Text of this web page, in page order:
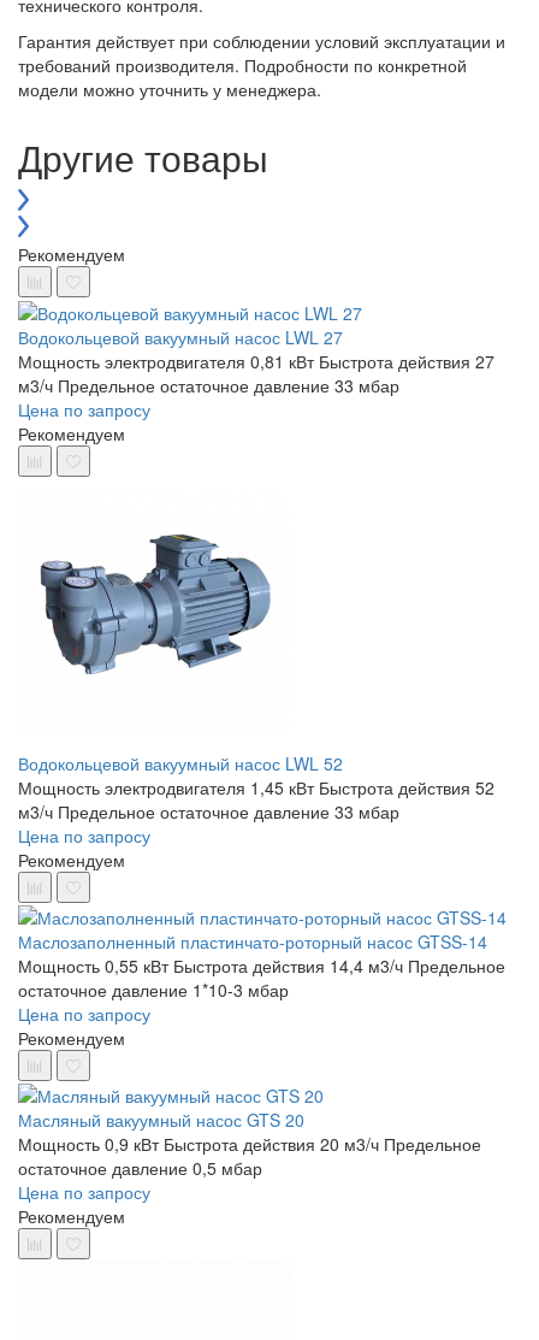
технического контроля.
Гарантия действует при соблюдении условий эксплуатации и
требований производителя. Подробности по конкретной
модели можно уточнить у менеджера.
Другие товары
Рекомендуем
Водокольцевой вакуумный насос LWL 27
Мощность электродвигателя 0,81 кВт Быстрота действия 27
м3/ч Предельное остаточное давление 33 мбар
Цена по запросу
Рекомендуем
Водокольцевой вакуумный насос LWL 52
Мощность электродвигателя 1,45 кВт Быстрота действия 52
м3/ч Предельное остаточное давление 33 мбар
Цена по запросу
Рекомендуем
Маслозаполненный пластинчато-роторный насос GTSS-14
Мощность 0,55 кВт Быстрота действия 14,4 м3/ч Предельное
остаточное давление 1*10-3 мбар
Цена по запросу
Рекомендуем
Масляный вакуумный насос GTS 20
Мощность 0,9 кВт Быстрота действия 20 м3/ч Предельное
остаточное давление 0,5 мбар
Цена по запросу
Рекомендуем